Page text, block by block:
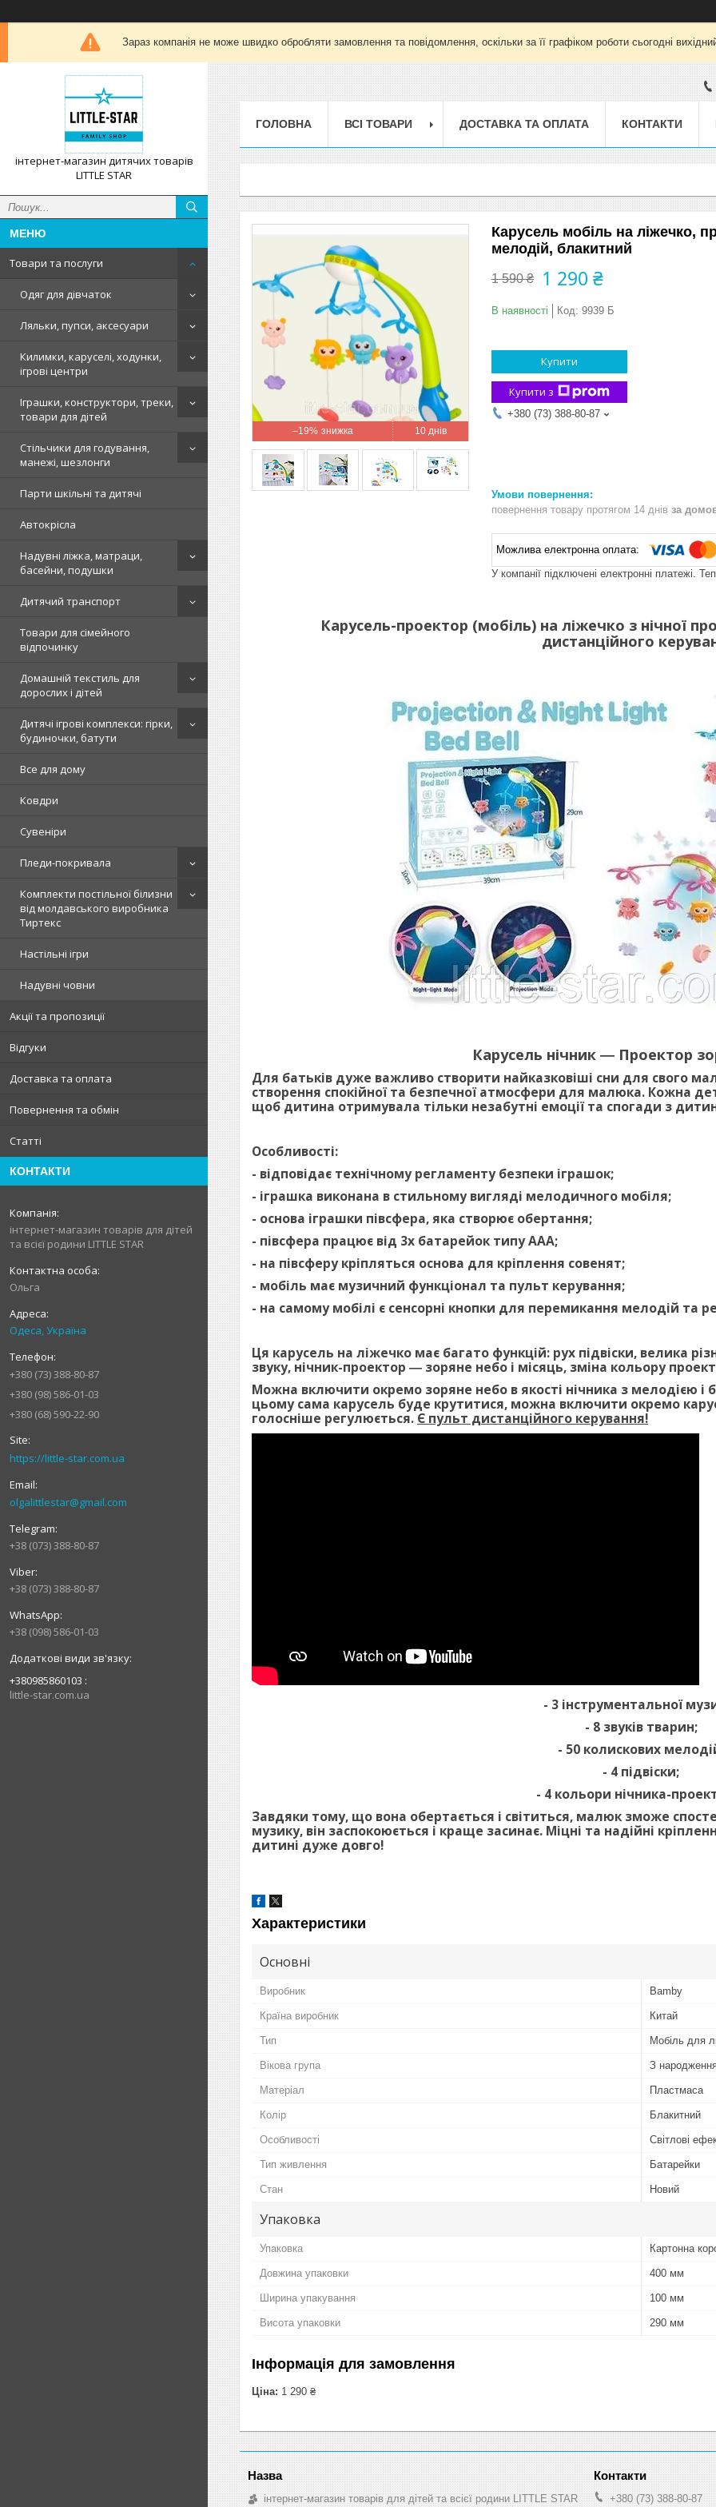
Зараз компанія не може швидко обробляти замовлення та повідомлення, оскільки за її графіком роботи сьогодні
інтернет-магазин дитячих товарів
LITTLE STAR
Товари та послуги
Одяг для дівчаток
Ляльки, пупси, аксесуари
Килимки, каруселі, ходунки,
ігрові центри
Іграшки, конструктори, треки,
товари для дітей
Стільчики для годування,
манежі, шезлонги
Парти шкільні та дитячі
Автокрісла
Надувні ліжка, матраци,
басейни, подушки
Дитячий транспорт
Товари для сімейного
відпочинку
Домашній текстиль для
дорослих і дітей
Дитячі ігрові комплекси: гірки,
будиночки, батути
Все для дому
Ковдри
Сувеніри
Пледи-покривала
Комплекти постільної білизни
від молдавського виробника
Тиртекс
Настільні ігри
Надувні човни
Акції та пропозиції
Відгуки
Доставка та оплата
Повернення та обмін
Статті
КОНТАКТИ
інтернет-магазин товарів для дітей
та всієї родини LITTLE STAR
Ольга
Одеса, Україна
+380 (73) 388-80-87
+380 (98) 586-01-03
+380 (68) 590-22-90
https://little-star.com.ua
olgalittlestar@gmail.com
+38 (073) 388-80-87
+38 (073) 388-80-87
+38 (098) 586-01-03
+380985860103
little-star.com.ua
ГОЛОВНА ВСІ ТОВАРИ ДОСТАВКА ТА ОПЛАТА КОНТАКТИ
–19% 10 днів
Карусель мобіль на ліжечко,
мелодій, блакитний
1 590 ₴ 1 290 ₴
В наявності Код: 9939 Б
Купити
Купити з
+380 (73) 388-80-87
повернення товару протягом 14 днів за
У компанії підключені електронні платежі.
Карусель-проектор (мобіль) на ліжечко з нічної
дистанційного
Карусель нічник ― Проектор
Для батьків дуже важливо створити найказковіші сни для свого
створення спокійної та безпечної атмосфери для малюка. Кожна
щоб дитина отримувала тільки незабутні емоції та спогади з
Особливості:
- відповідає технічному регламенту безпеки іграшок;
- іграшка виконана в стильному вигляді мелодичного мобіля;
- основа іграшки півсфера, яка створює обертання;
- півсфера працює від 3х батарейок типу ААА;
- на півсферу кріпляться основа для кріплення совенят;
- мобіль має музичний функціонал та пульт керування;
- на самому мобілі є сенсорні кнопки для перемикання мелодій та
Ця карусель на ліжечко має багато функцій: рух підвіски, велика
звуку, нічник-проектор ― зоряне небо і місяць, зміна кольору
Можна включити окремо зоряне небо в якості нічника з мелодією і
цьому сама карусель буде крутитися, можна включити окремо
голосніше регулюється. Є пульт дистанційного керування!
- 3 інструментальної
- 8 звуків тварин;
- 50 колискових
- 4 підвіски;
- 4 кольори нічника-
Завдяки тому, що вона обертається і світиться, малюк зможе
музику, він заспокоюється і краще засинає. Міцні та надійні
дитині дуже довго!
Характеристики
Основні
Виробник Bamby
Країна виробник Китай
Тип Мобіль для
Вікова група З
Матеріал Пластмаса
Колір Блакитний
Особливості Світлові
Тип живлення Батарейки
Стан Новий
Упаковка
Упаковка Картонна
Довжина упаковки 400 мм
Ширина упакування 100 мм
Висота упаковки 290 мм
Інформація для замовлення
Ціна: 1 290 ₴
інтернет-магазин товарів для дітей та всієї родини LITTLE STAR +380 (73) 388-80-87